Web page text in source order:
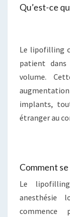
Qu’est-ce
Le lipofilling
patient
volume.
implants,
étranger au
Comment
Le
anesthésie